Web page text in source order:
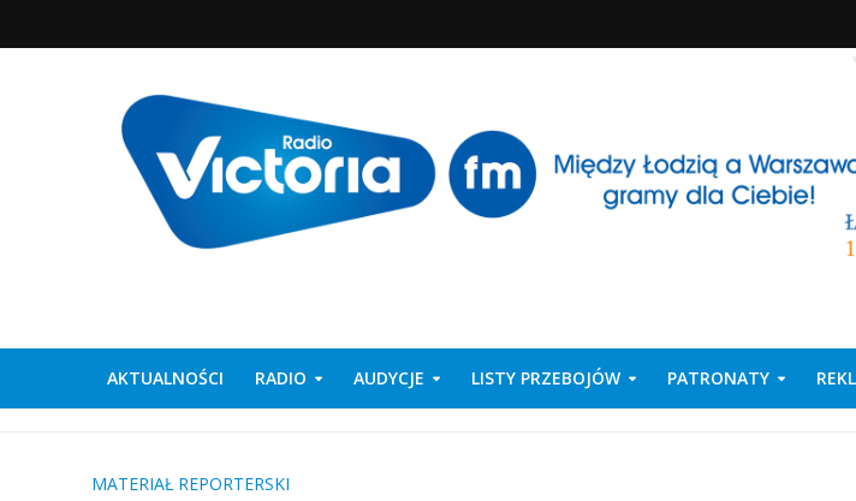
AKTUALNOŚCI RADIO AUDYCJE LISTY PRZEBOJÓW PATRONATY
MATERIAŁ REPORTERSKI